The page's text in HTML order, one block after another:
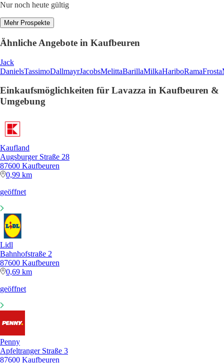
Nur noch heute gültig
Mehr Prospekte
Ähnliche Angebote in Kaufbeuren
Jack
DanielsTassimoDallmayrJacobsMelittaBarillaMilkaHariboRamaFrosta
Einkaufsmöglichkeiten für Lavazza in Kaufbeuren &
Umgebung
Kaufland
Augsburger Straße 28
87600 Kaufbeuren
0,99 km
geöffnet
Lidl
Bahnhofstraße 2
87600 Kaufbeuren
0,69 km
geöffnet
Penny
Apfeltranger Straße 3
87600 Kaufbeuren